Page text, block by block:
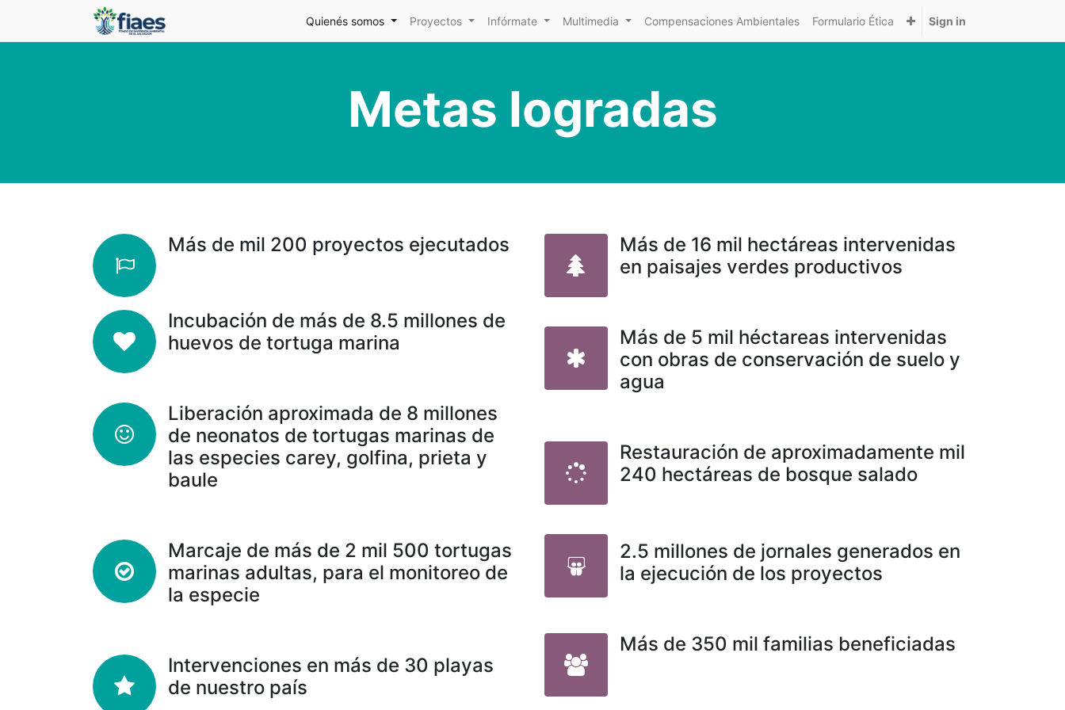
Quienés somos Proyectos Infórmate Multimedia Compensaciones Ambientales Formulario Ética Sign in
Metas logradas
Más de mil 200 proyectos ejecutados
Incubación de más de 8.5 millones de
huevos de tortuga marina
Liberación aproximada de 8 millones
de neonatos de tortugas marinas de
las especies carey, golfina, prieta y
baule
Marcaje de más de 2 mil 500 tortugas
marinas adultas, para el monitoreo de
la especie
Intervenciones en más de 30 playas
de nuestro país
Más de 16 mil hectáreas intervenidas
en paisajes verdes productivos
Más de 5 mil héctareas intervenidas
con obras de conservación de suelo y
agua
Restauración de aproximadamente mil
240 hectáreas de bosque salado
2.5 millones de jornales generados en
la ejecución de los proyectos
Más de 350 mil familias beneficiadas